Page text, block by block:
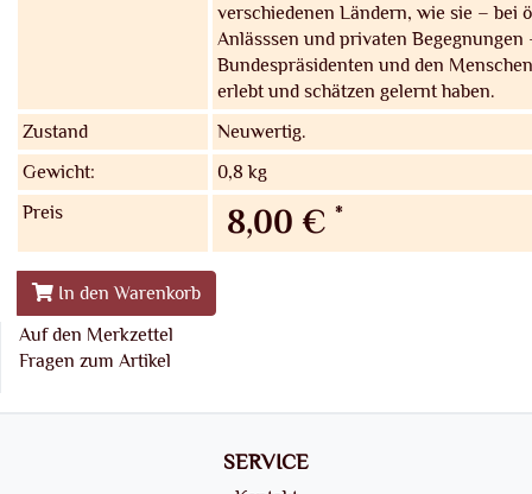
verschiedenen Ländern, wie sie – bei
Anlässsen und privaten Begegnungen
Bundespräsidenten und den
erlebt und schätzen gelernt haben.
Zustand
Neuwertig.
Gewicht:
0,8 kg
Preis
8,00 € *
In den Warenkorb
Auf den Merkzettel
Fragen zum Artikel
SERVICE